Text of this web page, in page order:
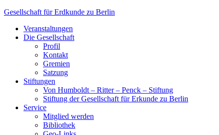
Gesellschaft für Erdkunde zu Berlin
Veranstaltungen
Die Gesellschaft
Profil
Kontakt
Gremien
Satzung
Stiftungen
Von Humboldt – Ritter – Penck – Stiftung
Stiftung der Gesellschaft für Erkunde zu Berlin
Service
Mitglied werden
Bibliothek